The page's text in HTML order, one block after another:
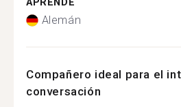
Alemán
Compañero ideal para el
conversación